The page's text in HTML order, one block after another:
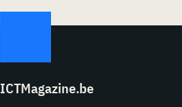
ICTMagazine.be